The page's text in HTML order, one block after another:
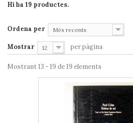
Hi ha 19 productes.
Ordena per Més recents
Mostrar 12 per pàgina
Mostrant 13 - 19 de 19 elements